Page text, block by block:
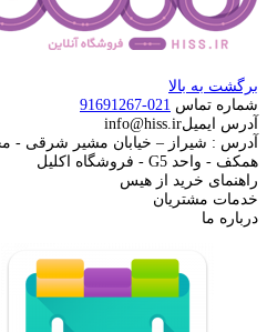
برگشت به بالا
شماره تماس 021-91691267
آدرس ایمیلinfo@hiss.ir
آدرس : شیراز – خیابان مشیر شرقی -
همکف - واحد G5 - فروشگاه اکلیل
راهنمای خرید از هیس
خدمات مشتریان
درباره ما